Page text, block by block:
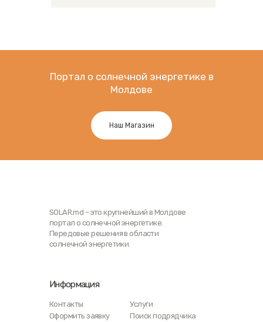
Портал о солнечной энергетике в
Молдове
Наш Магазин
SOLAR.md – это крупнейший в Молдове
портал о солнечной энергетике.
Передовые решения в области
солнечной энергетики.
Информация
Контакты
Услуги
Оформить заявку
Поиск подрядчика